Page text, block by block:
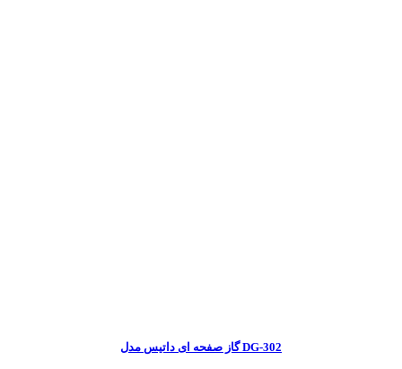
گاز صفحه ای داتیس مدل DG-302